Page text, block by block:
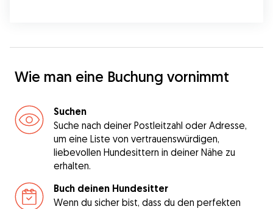
Wie man eine Buchung vornimmt
Suchen
Suche nach deiner Postleitzahl oder Adresse,
um eine Liste von vertrauenswürdigen,
liebevollen Hundesittern in deiner Nähe zu
erhalten.
Buch deinen Hundesitter
Wenn du sicher bist, dass du den perfekten